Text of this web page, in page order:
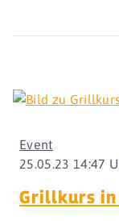
25.05.23 14:47
Event
Grillkurs in